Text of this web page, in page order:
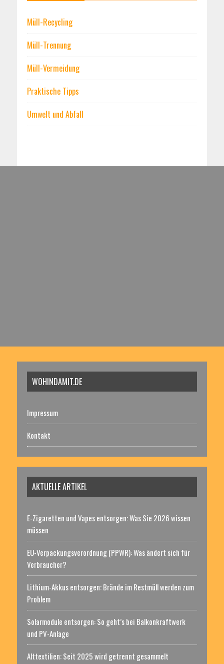
Müll-Recycling
Müll-Trennung
Müll-Vermeidung
Praktische Tipps
Umwelt und Abfall
WOHINDAMIT.DE
Impressum
Kontakt
AKTUELLE ARTIKEL
E-Zigaretten und Vapes entsorgen: Was Sie 2026 wissen
müssen
EU-Verpackungsverordnung (PPWR): Was ändert sich für
Verbraucher?
Lithium-Akkus entsorgen: Brände im Restmüll werden zum
Problem
Solarmodule entsorgen: So geht’s bei Balkonkraftwerk
und PV-Anlage
Alttextilien: Seit 2025 wird getrennt gesammelt